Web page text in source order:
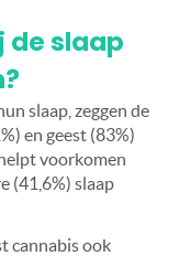
de slaap
slaap, zeggen de
en geest (83%)
voorkomen
(41,6%) slaap
cannabis ook